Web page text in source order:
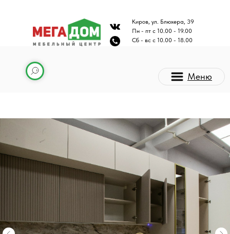
Каталог мебели
Киров, ул. Блюхера, 39
Пн - пт с 10.00 - 19.00
Сб - вс с 10.00 - 18.00
Меню